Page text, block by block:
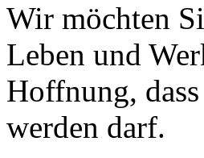
Wir möchten
Leben und
Hoffnung,
werden darf.